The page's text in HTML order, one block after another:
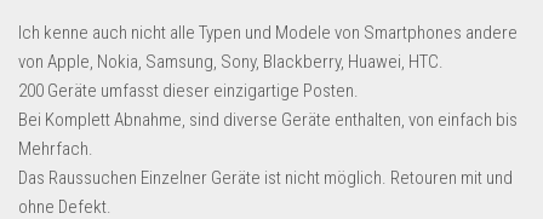
Sonderposten-Angebote
Saison & Eventprodkte
Dropshipping-Produkte
B2B Produkte
Grosshandel
Ich kenne auch nicht alle Typen und Modele von Smartphones andere
von Apple, Nokia, Samsung, Sony, Blackberry, Huawei, HTC.
200 Geräte umfasst dieser einzigartige Posten.
Bei Komplett Abnahme, sind diverse Geräte enthalten, von einfach bis
Mehrfach.
Das Raussuchen Einzelner Geräte ist nicht möglich. Retouren mit und
ohne Defekt.